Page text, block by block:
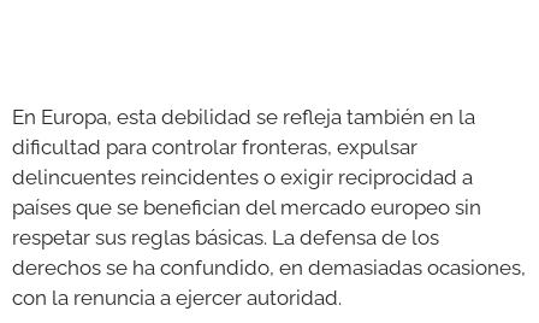
En Europa, esta debilidad se refleja también en la
dificultad para controlar fronteras, expulsar
delincuentes reincidentes o exigir reciprocidad a
países que se benefician del mercado europeo sin
respetar sus reglas básicas. La defensa de los
derechos se ha confundido, en demasiadas ocasiones,
con la renuncia a ejercer autoridad.